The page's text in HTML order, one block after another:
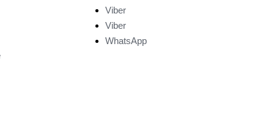
Viber
Viber
WhatsApp